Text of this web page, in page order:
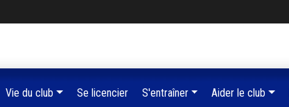
Vie du club Se licencier S'entraîner Aider le club